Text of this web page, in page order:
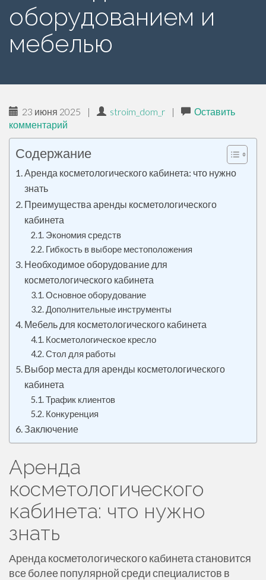
о
оборудованием и
мебелью
23 июня 2025 | stroim_dom_r |
Оставить
комментарий
Содержание
Аренда косметологического кабинета: что нужно
знать
Преимущества аренды косметологического
кабинета
Экономия средств
Гибкость в выборе местоположения
Необходимое оборудование для
косметологического кабинета
Основное оборудование
Дополнительные инструменты
Мебель для косметологического кабинета
Косметологическое кресло
Стол для работы
Выбор места для аренды косметологического
кабинета
Трафик клиентов
Конкуренция
Заключение
Аренда
косметологического
кабинета: что нужно
знать
Аренда косметологического кабинета становится
все более популярной среди специалистов в